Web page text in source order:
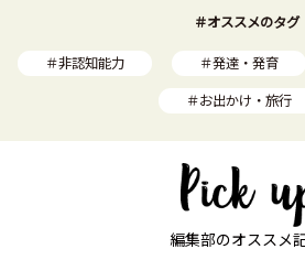
＃オススメのタグ
＃非認知能力 ＃発達・発育
＃お出かけ・旅行
編集部のオススメ